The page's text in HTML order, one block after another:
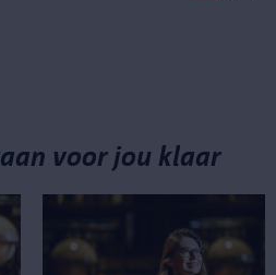
voor jou klaar